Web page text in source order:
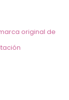
original de